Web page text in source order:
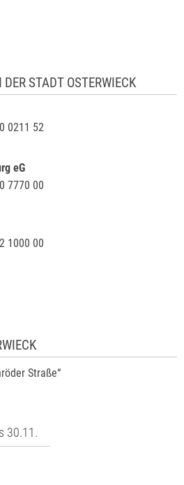
STADT OSTERWIECK
0211 52
eG
7770 00
1000 00
Straße“
30.11.